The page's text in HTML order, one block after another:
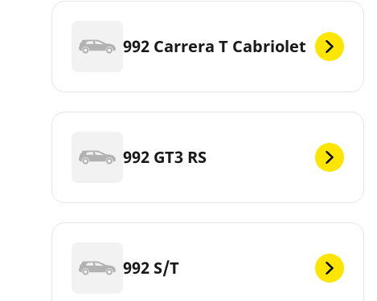
992 Carrera T Cabriolet
992 GT3 RS
992 S/T